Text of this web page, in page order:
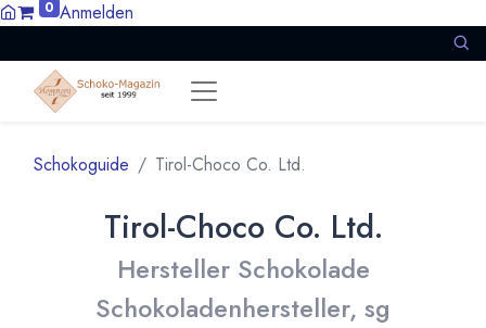
0 Anmelden
Schokoguide Tirol-Choco Co. Ltd.
Tirol-Choco Co. Ltd.
Hersteller Schokolade
Schokoladenhersteller, sg